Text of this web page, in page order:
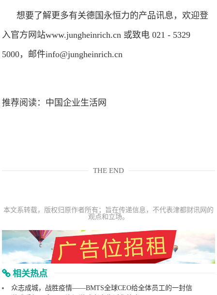
想要了解更多有关德国永恒力的产品讯息，欢迎登
入官方网站www.jungheinrich.cn 或致电 021 - 5329
5000，邮件info@jungheinrich.cn
推荐阅读： 中国企业生活网
THE END
本文系转载，版权归原作者所有；旨在传递信息，不代表津都财讯网的
观点和立场。
相关热点
众志成城，战胜疫情——BMTS全球CEO给全体员工的一封信